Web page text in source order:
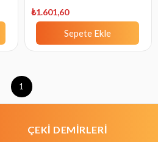
₺1.601,60
Sepete Ekle
1
ÇEKİ DEMİRLERİ